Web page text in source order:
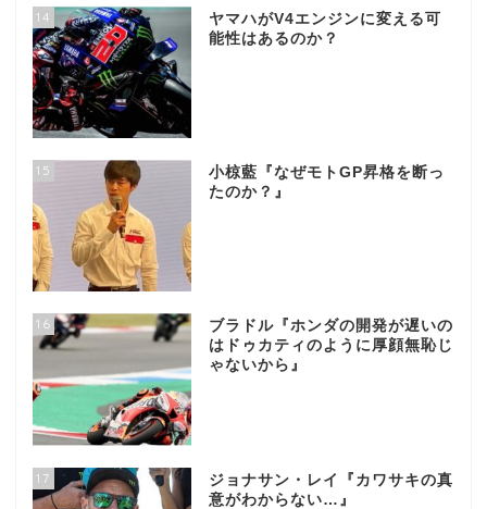
14
ヤマハがV4エンジンに変える可
能性はあるのか？
15
小椋藍『なぜモトGP昇格を断っ
たのか？』
16
ブラドル『ホンダの開発が遅いの
はドゥカティのように厚顔無恥じ
ゃないから』
17
ジョナサン・レイ『カワサキの真
意がわからない…』